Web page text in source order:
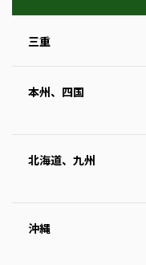
三重
本州、四国
北海道、九州
沖縄